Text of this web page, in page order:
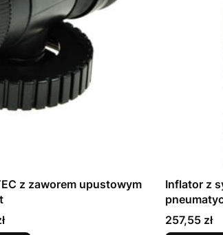
z zaworem upustowym
Inflator z
Cena
257,55 zł